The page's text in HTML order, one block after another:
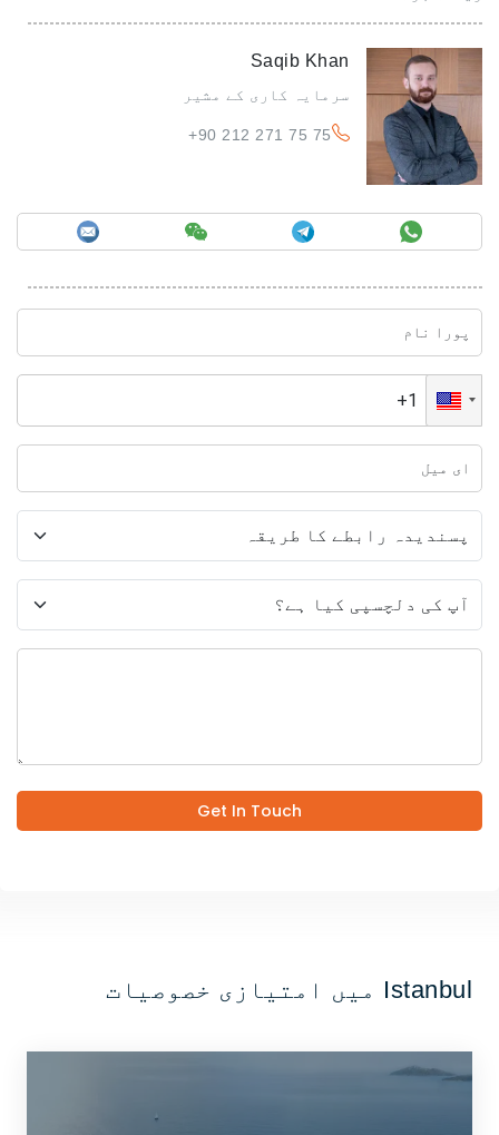
Saqib Khan
سرمایہ کاری کے مشیر
+90 212 271 75 75
Get In Touch
Istanbul میں امتیازی خصوصیات